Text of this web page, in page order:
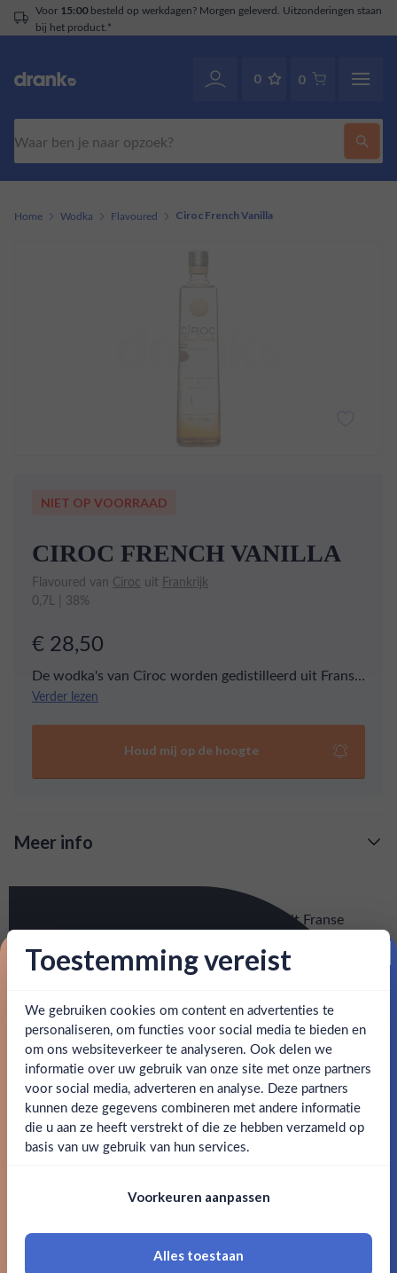
Voor 15:00besteld op werkdagen? Morgen geleverd. Uitzonderingen staan
bij het product.*
0 0
Ben jij 18 jaar of ouder?
Ja Nee
18 jaar of ouder zijn
Home Wodka Flavoured Ciroc French Vanilla
NIET OP VOORRAAD
CIROC FRENCH VANILLA
Flavoured van Ciroc uit Frankrijk
0,7L | 38%
€ 28,50
De wodka's van Cîroc worden gedistilleerd uit Franse
druiven die in de winter worden geoogst, op het
het behoud van krachtige smaken bevordert. Deze
variant draagt de zachte zoete smaak van vanille.
Verder lezen
Houd mij op de hoogte
Meer info
: voor 15:00, morgen in huis (uitzondering bij
artikel vermeld)
Behulpzameen goed bereikbare klantenservice.
De wodka's van Cîroc worden gedistilleerd uit Franse
dat ze bevroren zijn. De druiven worden vervolgens koud
krachtige smaken bevordert. Deze variant draagt de zachte
zoete smaak van vanille.
SPECIFICATIES
Alcohol 37.50%
0,7L
Land van herkomst
Toestemming vereist
We gebruiken cookies om content en advertenties te
personaliseren, om functies voor social media te bieden en
om ons websiteverkeer te analyseren. Ook delen we
informatie over uw gebruik van onze site met onze partners
voor social media, adverteren en analyse. Deze partners
kunnen deze gegevens combineren met andere informatie
die u aan ze heeft verstrekt of die ze hebben verzameld op
basis van uw gebruik van hun services.
Voorkeuren aanpassen
Alles toestaan
Proost op je eerste korting!
Schrijf je in en ontvang direct 5% korting op je eerste
bestelling.
Email
Claim mijn korting